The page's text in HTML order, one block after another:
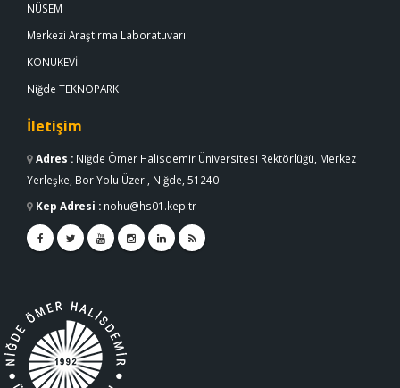
NÜSEM
Merkezi Araştırma Laboratuvarı
KONUKEVİ
Niğde TEKNOPARK
İletişim
Adres : Niğde Ömer Halisdemir Üniversitesi Rektörlüğü, Merkez
Yerleşke, Bor Yolu Üzeri, Niğde, 51240
Kep Adresi : nohu@hs01.kep.tr